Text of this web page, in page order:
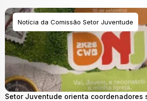
Notícia da Comissão Setor Juventude
Setor Juventude orienta coordenadores